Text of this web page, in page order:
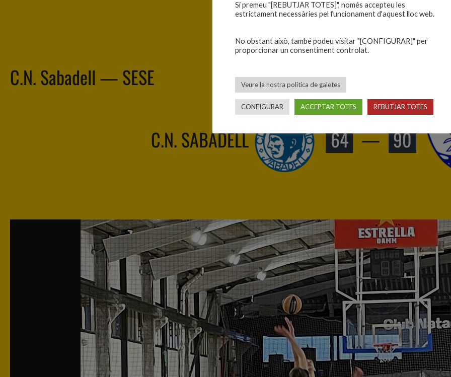
C.N. Sabadell — SESE
C.N. SABADELL 64 — 90
Si premeu "[REBUTJAR TOTES]", només accepteu les
estrictament necessàries pel funcionament d'aquest lloc web.
No obstant això, també podeu visitar "[CONFIGURAR]" per
proporcionar un consentiment controlat.
Veure la nostra política de galetes
CONFIGURAR ACCEPTAR TOTES REBUTJAR TOTES